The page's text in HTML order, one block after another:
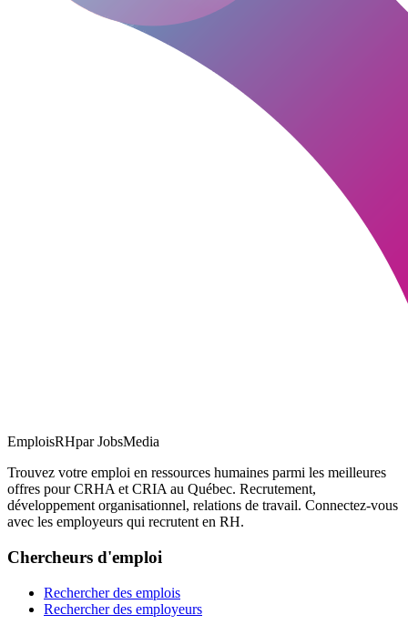
EmploisRHpar JobsMedia
Trouvez votre emploi en ressources humaines parmi les meilleures
offres pour CRHA et CRIA au Québec. Recrutement,
développement organisationnel, relations de travail. Connectez-vous
avec les employeurs qui recrutent en RH.
Chercheurs d'emploi
Rechercher des emplois
Rechercher des employeurs